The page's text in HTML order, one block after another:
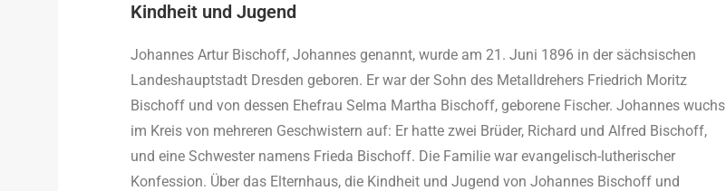
Kindheit und Jugend
Johannes Artur Bischoff, Johannes genannt, wurde am 21. Juni 1896 in der sächsischen
Landeshauptstadt Dresden geboren. Er war der Sohn des Metalldrehers Friedrich Moritz
Bischoff und von dessen Ehefrau Selma Martha Bischoff, geborene Fischer. Johannes wuchs
im Kreis von mehreren Geschwistern auf: Er hatte zwei Brüder, Richard und Alfred Bischoff,
und eine Schwester namens Frieda Bischoff. Die Familie war evangelisch-lutherischer
Konfession. Über das Elternhaus, die Kindheit und Jugend von Johannes Bischoff und